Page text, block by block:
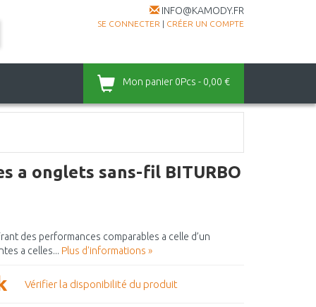
INFO@KAMODY.FR
SE CONNECTER | CRÉER UN COMPTE
Mon panier 0Pcs - 0,00 €
a onglets sans-fil BITURBO
des performances comparables a celle d’un
a celles... Plus d'informations »
Vérifier la disponibilité du produit